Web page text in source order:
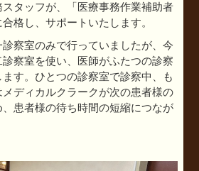
タッフが、「医療事務作業補助者
格し、サポートいたします。
察室のみで行っていましたが、今
察室を使い、医師がふたつの診察
す。ひとつの診察室で診察中、も
ディカルクラークが次の患者様の
患者様の待ち時間の短縮につなが